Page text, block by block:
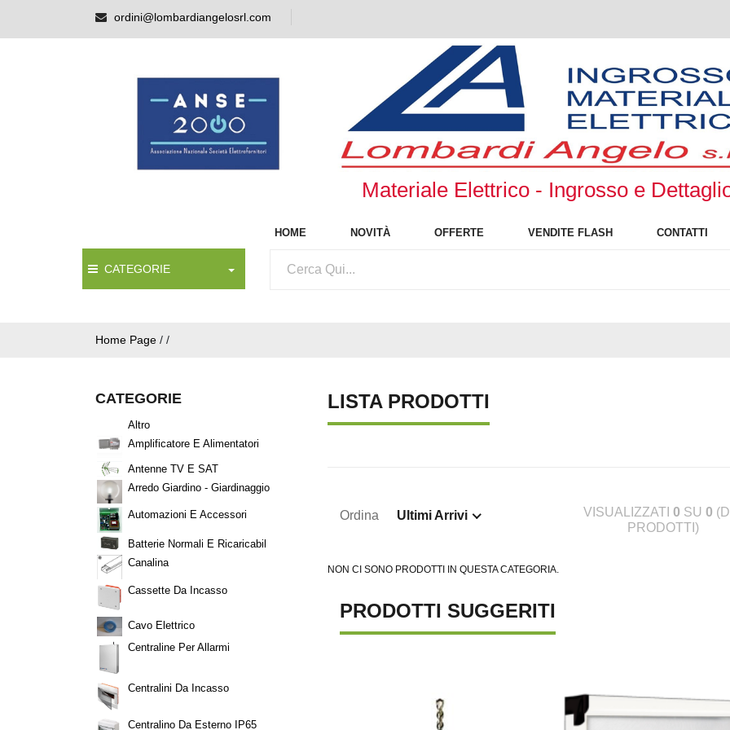
ordini@lombardiangelosrl.com
Materiale Elettrico - Ingrosso e
HOME NOVITÀ OFFERTE VENDITE FLASH CONTATTI
CATEGORIE
Home Page / /
CATEGORIE
Altro
Amplificatore E Alimentatori
Antenne TV E SAT
Arredo Giardino - Giardinaggio
Automazioni E Accessori
Batterie Normali E Ricaricabil
Canalina
Cassette Da Incasso
Cavo Elettrico
Centraline Per Allarmi
Centralini Da Incasso
Centralino Da Esterno IP65
LISTA PRODOTTI
Ordina Ultimi Arrivi VISUALIZZATI 0 SU 0
PRODOTTI)
NON CI SONO PRODOTTI IN QUESTA CATEGORIA.
PRODOTTI SUGGERITI